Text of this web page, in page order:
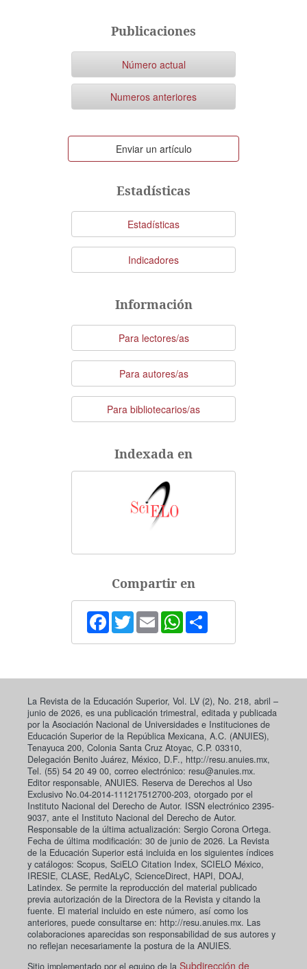
Publicaciones
Número actual
Numeros anteriores
Enviar
un
artículo
Enviar un artículo
Estadísticas
Estadísticas
Indicadores
Información
Para lectores/as
Para autores/as
Para bibliotecarios/as
Indexada en
Compartir en
Facebook
TwitterEmail WhatsApp
La Revista de la Educación Superior, Vol. LV (2), No. 218, abril –
junio de 2026, es una publicación trimestral, editada y publicada
por la Asociación Nacional de Universidades e Instituciones de
Educación Superior de la República Mexicana, A.C. (ANUIES),
Tenayuca 200, Colonia Santa Cruz Atoyac, C.P. 03310,
Delegación Benito Juárez, México, D.F., http://resu.anuies.mx,
Tel. (55) 54 20 49 00, correo electrónico: resu@anuies.mx.
Editor responsable, ANUIES. Reserva de Derechos al Uso
Exclusivo No.04-2014-111217512700-203, otorgado por el
Instituto Nacional del Derecho de Autor. ISSN electrónico 2395-
9037, ante el Instituto Nacional del Derecho de Autor.
Responsable de la última actualización: Sergio Corona Ortega.
Fecha de última modificación: 30 de junio de 2026. La Revista
de la Educación Superior está incluida en los siguientes índices
y catálogos: Scopus, SciELO Citation Index, SCIELO México,
IRESIE, CLASE, RedALyC, ScienceDirect, HAPI, DOAJ,
Latindex. Se permite la reproducción del material publicado
previa autorización de la Directora de la Revista y citando la
fuente. El material incluido en este número, así como los
anteriores, puede consultarse en: http://resu.anuies.mx. Las
colaboraciones aparecidas son responsabilidad de sus autores y
no reflejan necesariamente la postura de la ANUIES.
Sitio implementado por el equipo de laSubdirección de